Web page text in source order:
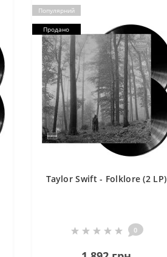
Популярний
Продано
Taylor Swift - Folklore (2 LP)
0